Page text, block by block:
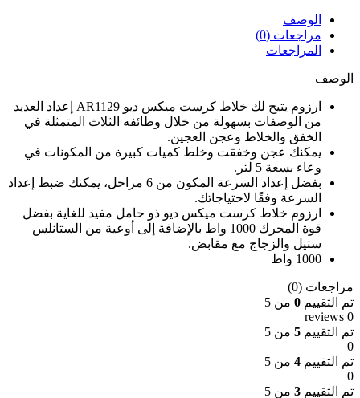
الوصف
مراجعات (0)
المراجعات
الوصف
ارزوم يتيح لك خلاط كرست ميكس ديو AR1129 إعداد العديد
من الوصفات بسهولة من خلال وظائفه الثلاث المتمثلة في
الخفق والخلاط وعجن العجين.
يمكنك عجن وخفقت وخلط كميات كبيرة من المكونات في
وعاء بسعة 5 لتر.
بفضل إعداد السرعة المكون من 6 مراحل، يمكنك ضبط إعداد
السرعة وفقًا لاحتياجاتك.
ارزوم خلاط كرست ميكس ديو ذو حامل مفيد للغاية بفضل
قوة المحرك 1000 واط بالإضافة إلى أوعية من الستانلس
ستيل والزجاج مع مقابض.
1000 واط
مراجعات (0)
تم التقييم 0 من 5
0 reviews
تم التقييم 5 من 5
0
تم التقييم 4 من 5
0
تم التقييم 3 من 5